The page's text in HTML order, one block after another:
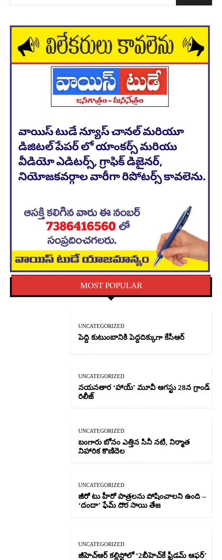
MOST POPULAR
UNCATEGORIZED
పెద్ది కుటుంబానికి పెద్దదిక్కుగా కేసీఆర్
UNCATEGORIZED
నయనతార ‘హాయ్’ మూవీ ఆగస్టు 28న గ్రాండ్
రిలీజ్
UNCATEGORIZED
బంగారు బోనం ఎత్తిన సినీ నటి, నిర్మాత
నిహారిక కొణిదెల
UNCATEGORIZED
జీరో టు హీరో పాత్రలను పోషించాలని ఉంది –
‘దందా’ ఫేమ్ దొర సాయి తేజ
UNCATEGORIZED
జీహెచ్ఆర్‌ కల్లిస్టోలో ‘2బీహెచ్‌కే ఫ్రీడమ్ ఆఫర్’